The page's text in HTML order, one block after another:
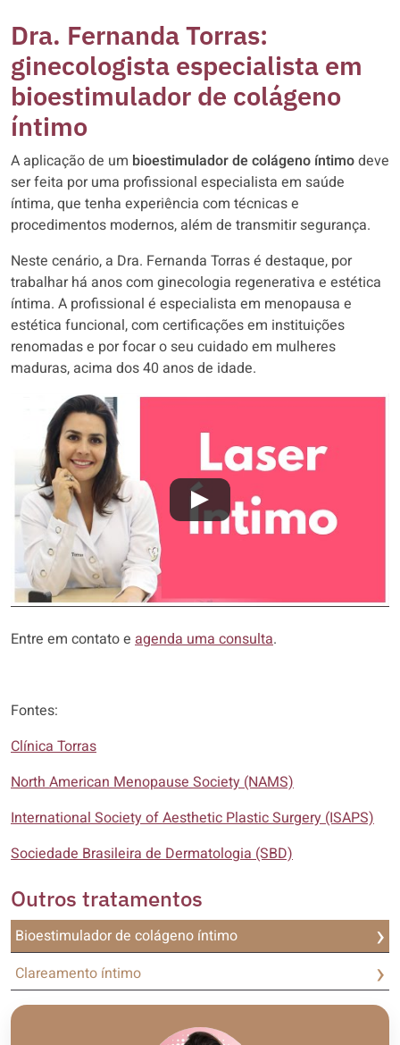
Dra. Fernanda Torras:
ginecologista especialista em
bioestimulador de colágeno
íntimo
A aplicação de um bioestimulador de colágeno íntimodeve
ser feita por uma profissional especialista em saúde
íntima, que tenha experiência com técnicas e
procedimentos modernos, além de transmitir segurança.
Neste cenário, a Dra. Fernanda Torras é destaque, por
trabalhar há anos com ginecologia regenerativa e estética
íntima. A profissional é especialista em menopausa e
estética funcional, com certificações em instituições
renomadas e por focar o seu cuidado em mulheres
maduras, acima dos 40 anos de idade.
Entre em contato e agenda uma consulta.
Fontes:
Clínica Torras
North American Menopause Society (NAMS)
International Society of Aesthetic Plastic Surgery (ISAPS)
Sociedade Brasileira de Dermatologia (SBD)
Outros tratamentos
Bioestimulador de colágeno íntimo
Clareamento íntimo